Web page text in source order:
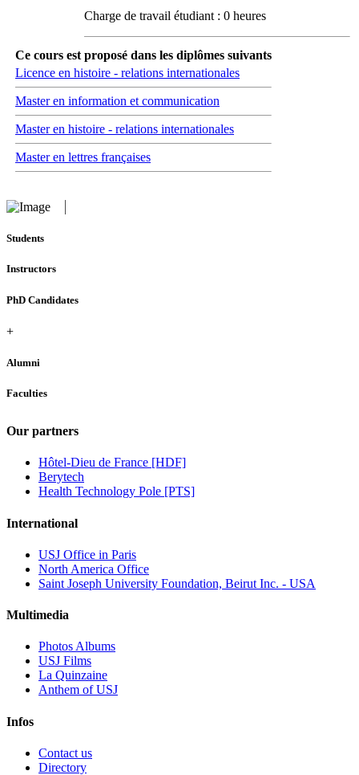
Charge de travail étudiant : 0 heures
Ce cours est proposé dans les diplômes suivants
Licence en histoire - relations internationales
Master en information et communication
Master en histoire - relations internationales
Master en lettres françaises
Students
Instructors
PhD Candidates
+
Alumni
Faculties
Our partners
Hôtel-Dieu de France [HDF]
Berytech
Health Technology Pole [PTS]
International
USJ Office in Paris
North America Office
Saint Joseph University Foundation, Beirut Inc. - USA
Multimedia
Photos Albums
USJ Films
La Quinzaine
Anthem of USJ
Infos
Contact us
Directory